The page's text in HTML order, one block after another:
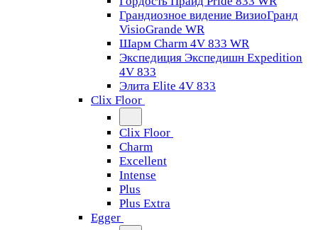
Грандиозное видение ВизиоГранд
VisioGrande WR
Шарм Charm 4V 833 WR
Экспедиция Экспедишн Expedition
4V 833
Элита Elite 4V 833
Clix Floor
Clix Floor
Charm
Excellent
Intense
Plus
Plus Extra
Egger